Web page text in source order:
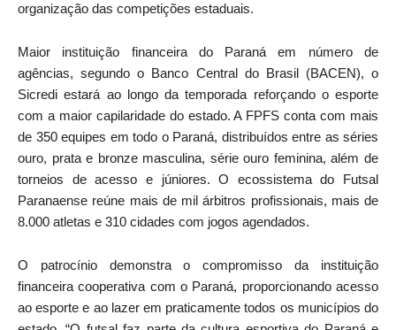
organização das competições estaduais.
Maior instituição financeira do Paraná em número de
agências, segundo o Banco Central do Brasil (BACEN), o
Sicredi estará ao longo da temporada reforçando o esporte
com a maior capilaridade do estado. A FPFS conta com mais
de 350 equipes em todo o Paraná, distribuídos entre as séries
ouro, prata e bronze masculina, série ouro feminina, além de
torneios de acesso e júniores. O ecossistema do Futsal
Paranaense reúne mais de mil árbitros profissionais, mais de
8.000 atletas e 310 cidades com jogos agendados.
O patrocínio demonstra o compromisso da instituição
financeira cooperativa com o Paraná, proporcionando acesso
ao esporte e ao lazer em praticamente todos os municípios do